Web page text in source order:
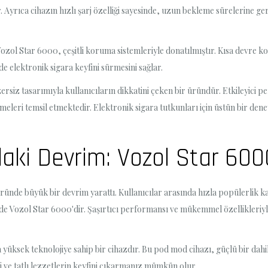
cihazın hızlı şarj özelliği sayesinde, uzun bekleme sürelerine
Star 6000, çeşitli koruma sistemleriyle donatılmıştır. Kısa devre
elektronik sigara keyfini sürmesini sağlar.
tasarımıyla kullanıcıların dikkatini çeken bir üründür. Etkileyici
temsil etmektedir. Elektronik sigara tutkunları için üstün bir
Devrim: Vozol Star
büyük bir devrim yarattı. Kullanıcılar arasında hızla popülerlik
Vozol Star 6000'dir. Şaşırtıcı performansı ve mükemmel
teknolojiye sahip bir cihazdır. Bu pod mod cihazı, güçlü bir